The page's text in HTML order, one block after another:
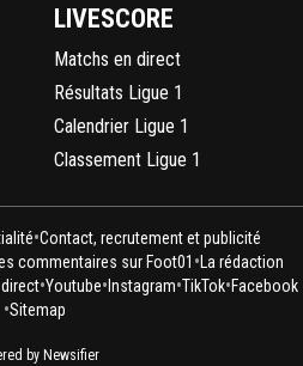
LIVESCORE
Matchs en direct
Résultats Ligue 1
Calendrier Ligue 1
Classement Ligue 1
•Contact, recrutement et publicité
commentaires sur Foot01 • La rédaction
•Youtube• Instagram•TikTok•Facebook
•Sitemap
by Newsifier